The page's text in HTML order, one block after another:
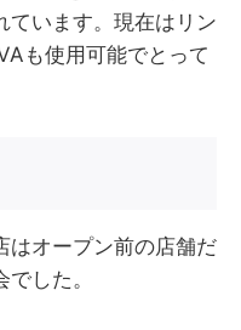
ています。現在はリン
も使用可能でとって
はオープン前の店舗だ
した。